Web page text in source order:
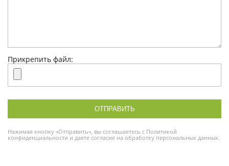
Прикрепить файл:
Нажимая кнопку «Отправить», вы соглашаетесь с Политикой
конфиденциальности и даете согласие на обработку персональных данных.